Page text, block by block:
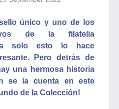
único y uno de los
de la filatelia
solo esto lo hace
Pero detrás de
una hermosa historia
se la cuenta en este
de la Colección!